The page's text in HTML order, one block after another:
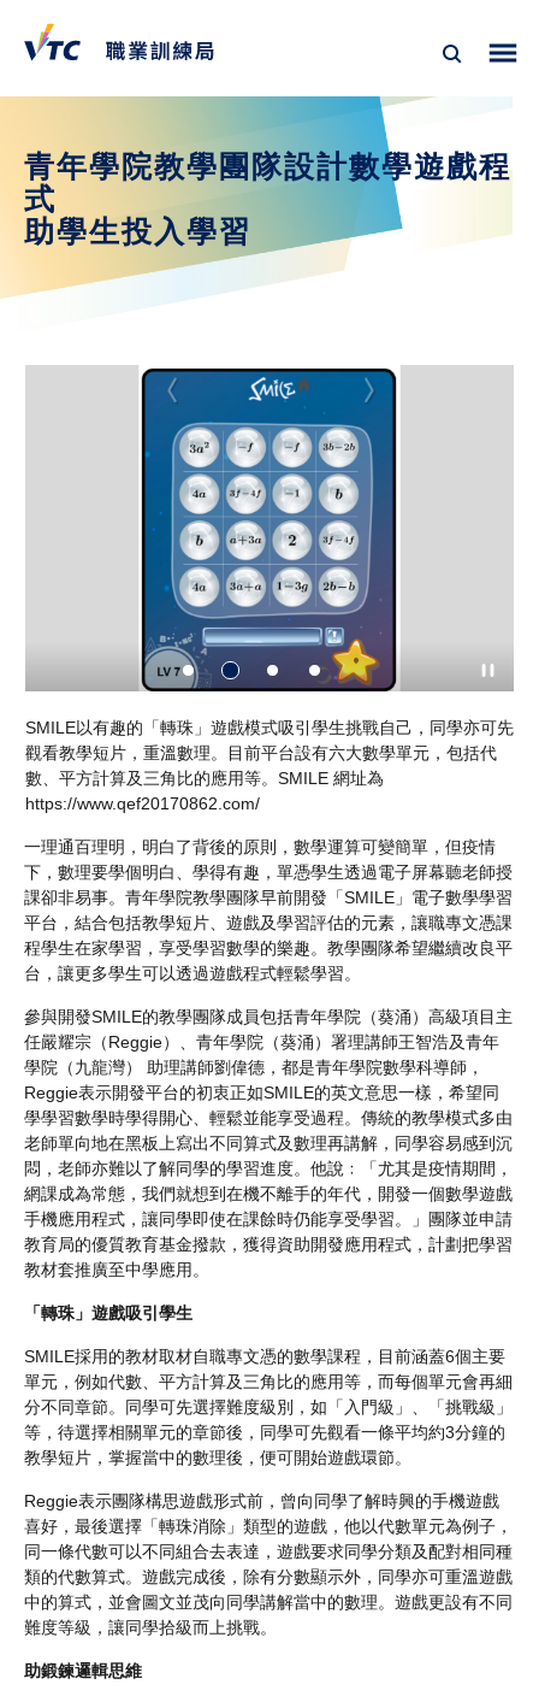
青年學院教學團隊設計數學遊戲程
式
助學生投入學習
SMILE以有趣的「轉珠」遊戲模式吸引學生挑戰自己，同學亦可先
觀看教學短片，重溫數理。目前平台設有六大數學單元，包括代
數、平方計算及三角比的應用等。SMILE 網址為
https://www.qef20170862.com/
一理通百理明，明白了背後的原則，數學運算可變簡單，但疫情
下，數理要學個明白、學得有趣，單憑學生透過電子屏幕聽老師授
課卻非易事。青年學院教學團隊早前開發「SMILE」電子數學學習
平台，結合包括教學短片、遊戲及學習評估的元素，讓職專文憑課
程學生在家學習，享受學習數學的樂趣。教學團隊希望繼續改良平
台，讓更多學生可以透過遊戲程式輕鬆學習。
參與開發SMILE的教學團隊成員包括青年學院（葵涌）高級項目主
任嚴耀宗（Reggie）、青年學院（葵涌）署理講師王智浩及青年
學院（九龍灣） 助理講師劉偉德，都是青年學院數學科導師，
Reggie表示開發平台的初衷正如SMILE的英文意思一樣，希望同
學學習數學時學得開心、輕鬆並能享受過程。傳統的教學模式多由
老師單向地在黑板上寫出不同算式及數理再講解，同學容易感到沉
悶，老師亦難以了解同學的學習進度。他說﹕「尤其是疫情期間，
網課成為常態，我們就想到在機不離手的年代，開發一個數學遊戲
手機應用程式，讓同學即使在課餘時仍能享受學習。」團隊並申請
教育局的優質教育基金撥款，獲得資助開發應用程式，計劃把學習
教材套推廣至中學應用。
「轉珠」遊戲吸引學生
SMILE採用的教材取材自職專文憑的數學課程，目前涵蓋6個主要
單元，例如代數、平方計算及三角比的應用等，而每個單元會再細
分不同章節。同學可先選擇難度級別，如「入門級」、「挑戰級」
等，待選擇相關單元的章節後，同學可先觀看一條平均約3分鐘的
教學短片，掌握當中的數理後，便可開始遊戲環節。
Reggie表示團隊構思遊戲形式前，曾向同學了解時興的手機遊戲
喜好，最後選擇「轉珠消除」類型的遊戲，他以代數單元為例子，
同一條代數可以不同組合去表達，遊戲要求同學分類及配對相同種
類的代數算式。遊戲完成後，除有分數顯示外，同學亦可重溫遊戲
中的算式，並會圖文並茂向同學講解當中的數理。遊戲更設有不同
難度等級，讓同學拾級而上挑戰。
助鍛鍊邏輯思維